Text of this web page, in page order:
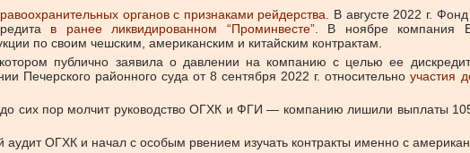
органов с признаками рейдерства . В августе 2022 г.
в ранее ликвидированном “Проминвесте”. В ноябре компания
по своим чешским, американским и китайским контрактам.
публично заявила о давлении на компанию с целью ее
Печерского районного суда от 8 сентября 2022 г. относительноучастия
сих пор молчит руководство ОГХК и ФГИ — компанию лишили выплаты
ОГХК и начал с особым рвением изучать контракты именно с